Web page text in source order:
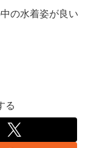
の水着姿が良い
る